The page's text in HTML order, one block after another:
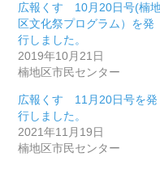
広報くす 10月20日号(楠
区文化祭プログラム）を発
行しました。
2019年10月21日
楠地区市民センター
広報くす 11月20日号を発
行しました。
2021年11月19日
楠地区市民センター